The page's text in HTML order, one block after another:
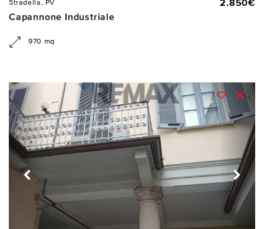
Stradella, PV
2.850€
Capannone Industriale
970 mq